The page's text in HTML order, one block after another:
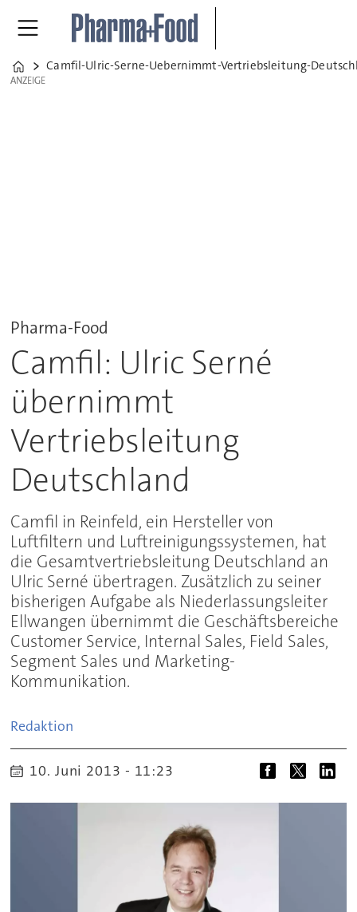
Home
Camfil-Ulric-Serne-Uebernimmt-Vertriebsleitung-
ANZEIGE
ANZEIGE
Pharma-Food
Camfil: Ulric Serné
übernimmt
Vertriebsleitung
Deutschland
Camfil in Reinfeld, ein Hersteller von
Luftfiltern und Luftreinigungssystemen, hat
die Gesamtvertriebsleitung Deutschland an
Ulric Serné übertragen. Zusätzlich zu seiner
bisherigen Aufgabe als Niederlassungsleiter
Ellwangen übernimmt die Geschäftsbereiche
Customer Service, Internal Sales, Field Sales,
Segment Sales und Marketing-
Kommunikation.
Redaktion
10. Juni 2013 - 11:23